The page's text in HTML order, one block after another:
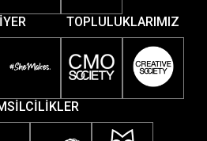
TOPLULUKLARIMIZ